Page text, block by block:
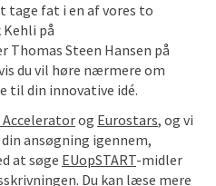
tage fat i en af vores to
på
Thomas Steen Hansen på
du vil høre nærmere om
til din innovative idé.
Acceleratorog Eurostars, og vi
ansøgning igennem,
at søge EUopSTART-midler
Du kan læse mere